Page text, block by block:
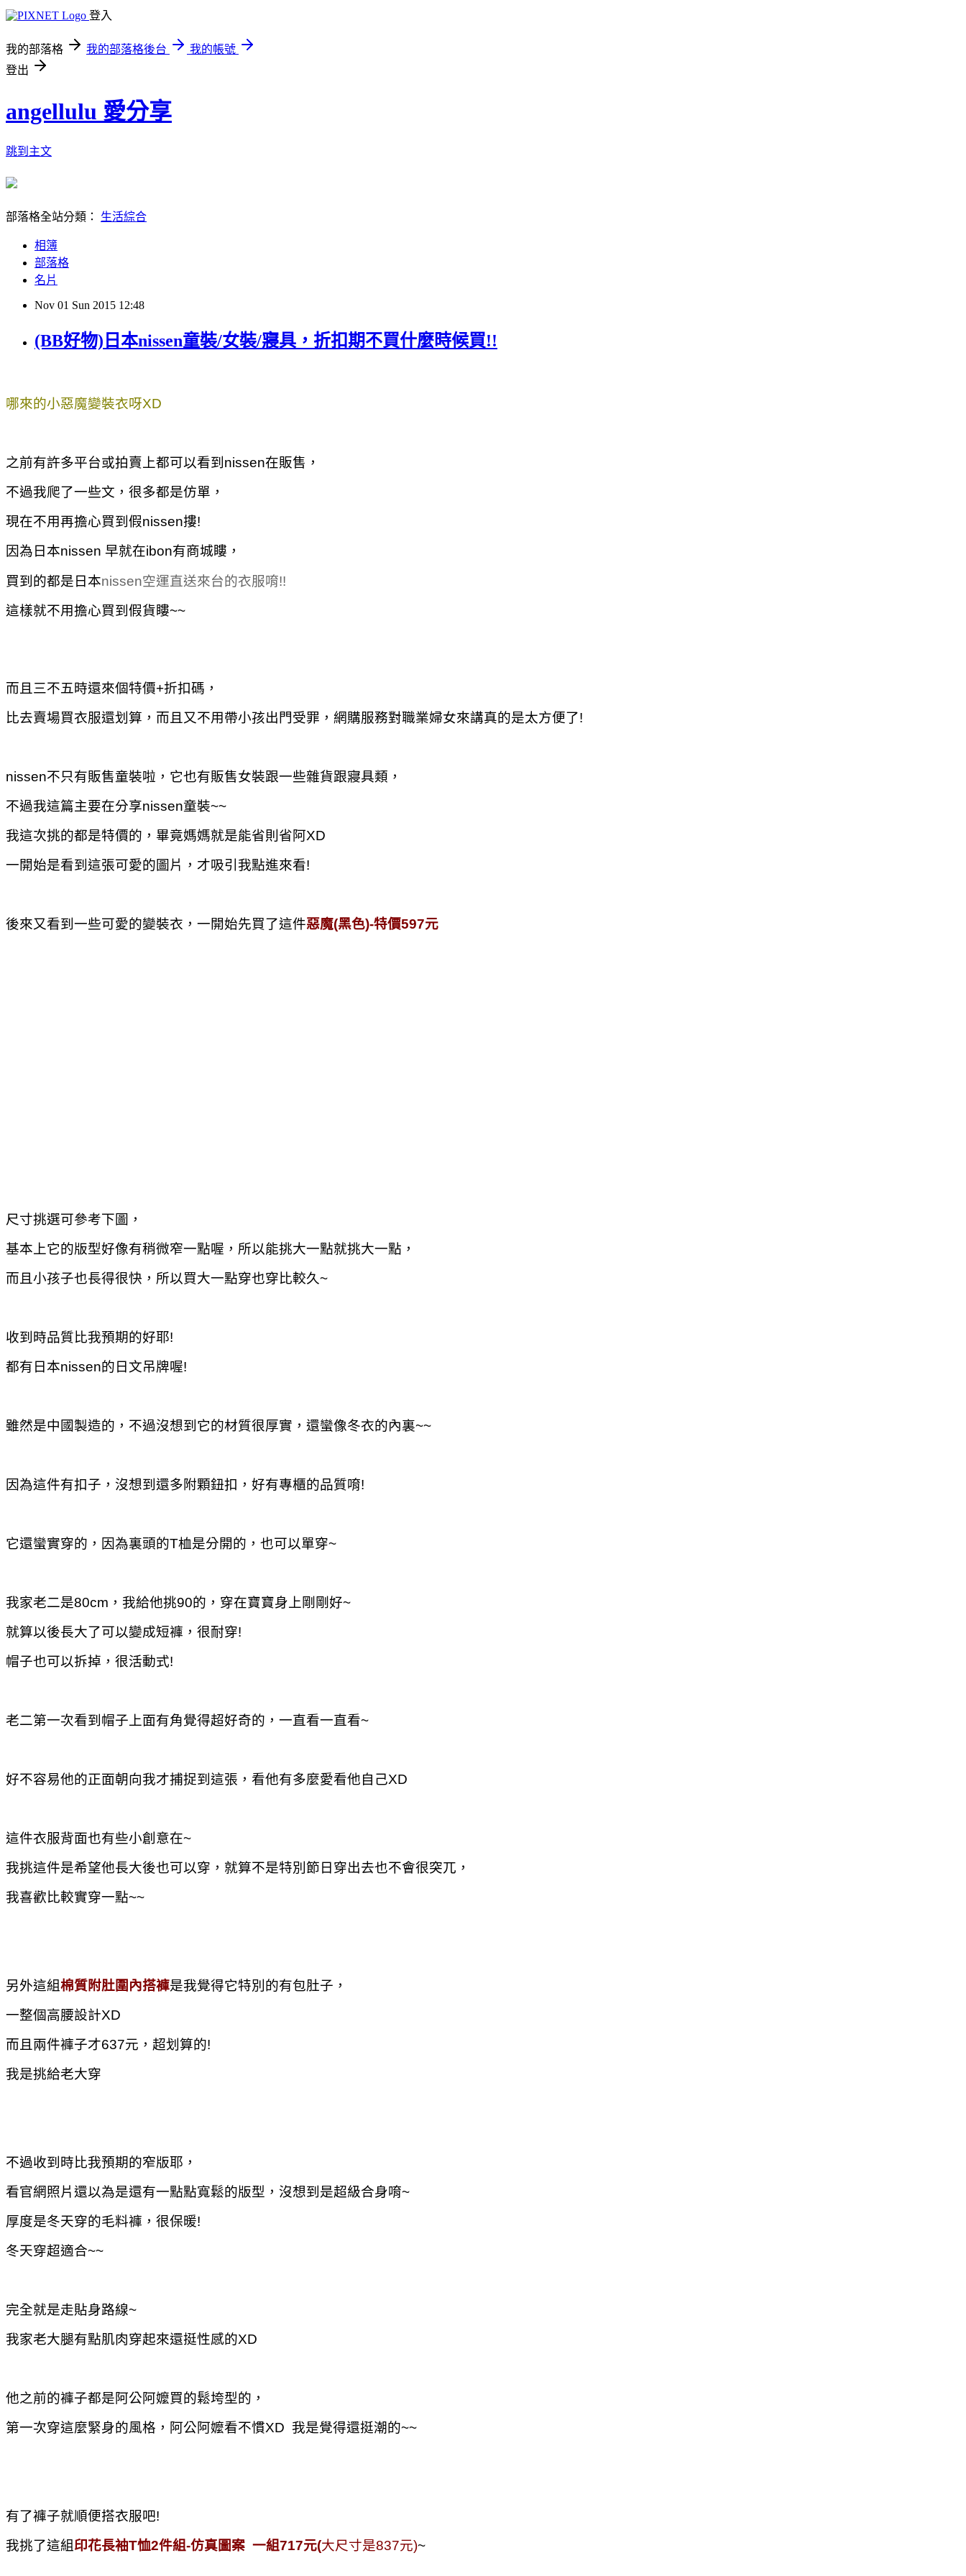
登入
我的部落格 我的部落格後台
我的帳號
登出
angellulu 愛分享
跳到主文
部落格全站分類： 生活綜合
相簿
部落格
名片
Nov 01 Sun 2015 12:48
(BB好物)日本nissen童裝/女裝/寢具，折扣期不買什麼時候買!!
哪來的小惡魔變裝衣呀XD
之前有許多平台或拍賣上都可以看到 nissen在販售，
不過我爬了一些文，很多都是仿單，
現在不用再擔心買到假nissen摟!
因為日本nissen 早就在ibon有商城瞜，
買到的都是日本nissen空運直送來台的衣服唷!!
這樣就不用擔心買到假貨瞜~~
而且三不五時還來個特價+折扣碼，
比去賣場買衣服還划算，而且又不用帶小孩出門受罪，網購服務對職業婦女來講真的是太方便了!
nissen不只有販售童裝啦，它也有販售女裝跟一些雜貨跟寢具類，
不過我這篇主要在分享nissen童裝~~
我這次挑的都是特價的，畢竟媽媽就是能省則省阿XD
一開始是看到這張可愛的圖片，才吸引我點進來看!
後來又看到一些可愛的變裝衣，一開始先買了這件惡魔(黑色)-特價597元
尺寸挑選可參考下圖，
基本上它的版型好像有稍微窄一點喔，所以能挑大一點就挑大一點，
而且小孩子也長得很快，所以買大一點穿也穿比較久~
收到時品質比我預期的好耶!
都有日本nissen的日文吊牌喔!
雖然是中國製造的，不過沒想到它的材質很厚實，還蠻像冬衣的內裏~~
因為這件有扣子，沒想到還多附顆鈕扣，好有專櫃的品質唷!
它還蠻實穿的，因為裏頭的T桖是分開的，也可以單穿~
我家老二是80cm，我給他挑90的 ，穿在寶寶身上剛剛好~
就算以後長大了可以變成短褲，很耐穿!
帽子也可以拆掉，很活動式!
老二第一次看到帽子上面有角覺得超好奇的，一直看一直看~
好不容易他的正面朝向我才捕捉到這張，看他有多麼愛看他自己XD
這件衣服背面也有些小創意在~
我挑這件是希望他長大後也可以穿，就算不是特別節日穿出去也不會很突兀，
我喜歡比較實穿一點~~
另外這組棉質附肚圍內搭褲是我覺得它特別的有包肚子，
一整個高腰設計XD
而且兩件褲子才637元，超划算的!
我是挑給老大穿
不過收到時比我預期的窄版耶，
看官網照片還以為是還有一點點寬鬆的版型，沒想到是超級合身唷~
厚度是冬天穿的毛料褲，很保暖!
冬天穿超適合~~
完全就是走貼身路線~
我家老大腿有點肌肉穿起來還挺性感的XD
他之前的褲子都是阿公阿嬤買的鬆垮型的，
第一次穿這麼緊身的風格，阿公阿嬤看不慣XD 我是覺得還挺潮的~~
有了褲子就順便搭衣服吧!
我挑了這組印花長袖T恤2件組-仿真圖案 一組717元(大尺寸是837元)~